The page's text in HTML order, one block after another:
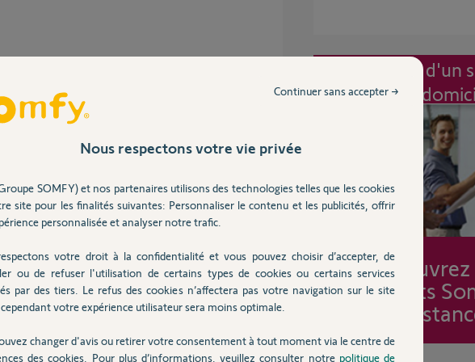
ans
besoin du code PIN de ce dernier.
nous puissions faire le nécessaire.
ans
Intervention d'un
à mon
Découvrez
forfaits
Nous respectons votre vie privée
SOMFY) et nos partenaires utilisons des technologies telles que les cookies
site pour les finalités suivantes: Personnaliser le contenu et les publicités, offrir
personnalisée et analyser notre trafic.
votre droit à la confidentialité et vous pouvez choisir d’accepter, de
ou de refuser l'utilisation de certains types de cookies ou certains services
par des tiers. Le refus des cookies n’affectera pas votre navigation sur le site
votre expérience utilisateur sera moins optimale.
changer d'avis ou retirer votre consentement à tout moment via le centre de
des cookies. Pour plus d’informations, veuillez consulter notre politique de
Continuer sans accepter →